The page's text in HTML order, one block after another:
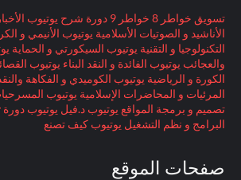
تسويق خواطر 8 خواطر 9 دورة شرح يوتيوب
الأناشيد و الصوتيات الأسلامية يوتيوب الأنيمي و
التكنولوجيا و التقنية يوتيوب السيكورتي و الحماية
والعجائب يوتيوب الفائدة و النقد البناء يوتيوب
الكورة و الرياضية يوتيوب الكوميدي و الفكاهة
المرئيات و المحاضرات الإسلامية يوتيوب
تصميم و برمجة المواقع يوتيوب د.فيل يوتيوب دورة jquery
البرامج و نظم التشغيل يوتيوب كيف تصنع
صفحات الموقع